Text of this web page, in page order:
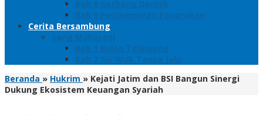
Bab 8 Gerbang Demak
Bab 9 Pertempuran Panarukan
Cerita Bersambung
Sang Maharani
Bab 1 Bulan Telanjang
Bab 2 Nir Wuk Tanpa Jalu
Beranda » Hukrim » Kejati Jatim dan BSI Bangun Sinergi
Dukung Ekosistem Keuangan Syariah